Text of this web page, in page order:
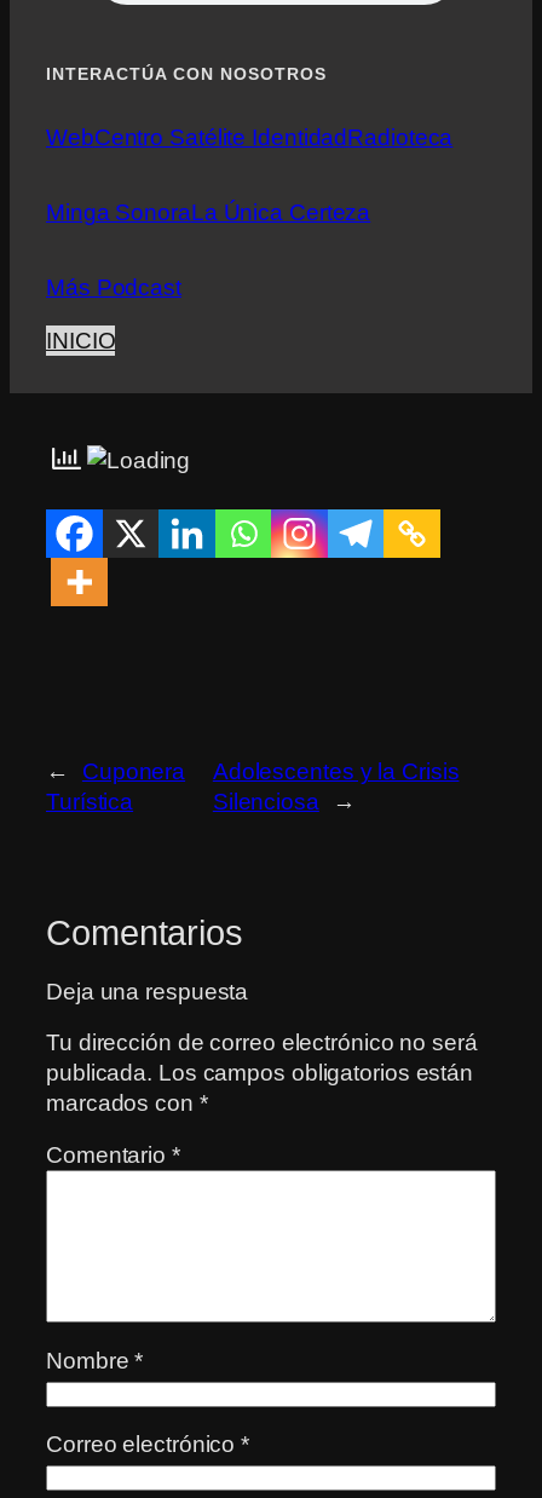
INTERACTÚA CON NOSOTROS
WebCentro Satélite IdentidadRadioteca
Minga SonoraLa Única Certeza
Más Podcast
INICIO
←
Cuponera
Turística
Adolescentes y la Crisis
Silenciosa
→
Comentarios
Deja una respuesta
Tu dirección de correo electrónico no será
publicada. Los campos obligatorios están
marcados con *
Comentario *
Nombre*
Correo electrónico*